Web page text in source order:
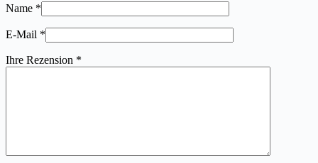
Name *
E-Mail *
Ihre Rezension *